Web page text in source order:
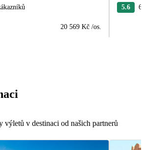
20 569 Kč /os.
5.6 6
výletů v destinaci od našich partnerů